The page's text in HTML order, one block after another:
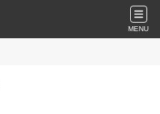
MENU